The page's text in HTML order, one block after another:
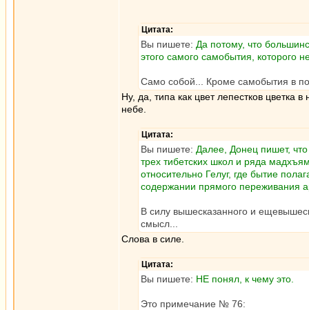
Цитата:
Вы пишете: Да потому, что
этого самого самобытия, которого
Само собой... Кроме самобытия в
Ну, да, типа как цвет лепестков цветка
небе.
Цитата:
Вы пишете: Далее, Донец пишет,
трех тибетских школ и ряда
относительно Гелуг, где бытие
содержании прямого переживания
В силу вышесказанного и
смысл...
Слова в силе.
Цитата:
Вы пишете: НЕ понял, к чему это.
Это примечание № 76: